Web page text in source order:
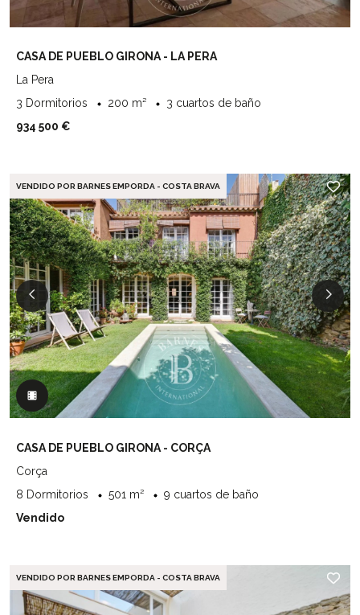
CASA DE PUEBLO GIRONA - LA PERA
La Pera
3 Dormitorios
200 m²
3 cuartos de baño
934 500 €
VENDIDO POR BARNES EMPORDA - COSTA BRAVA
CASA DE PUEBLO GIRONA - CORÇA
Corça
8 Dormitorios
501 m²
9 cuartos de baño
Vendido
VENDIDO POR BARNES EMPORDA - COSTA BRAVA